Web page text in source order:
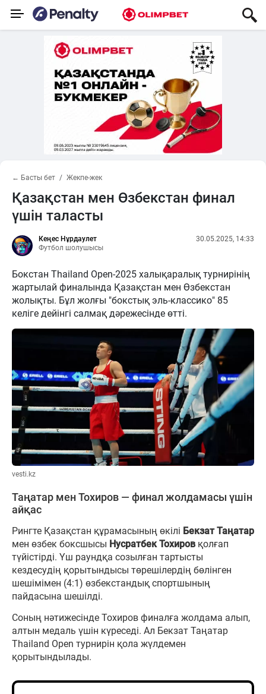
← Басты бет Жекпе-жек
Қазақстан мен Өзбекстан финал
үшін таласты
Кеңес Нұрдаулет
Футбол шолушысы
30.05.2025, 14:33
Бокстан Thailand Open-2025 халықаралық турнирінің
жартылай финалында Қазақстан мен Өзбекстан
жолықты. Бұл жолғы "бокстық эль-классико" 85
келіге дейінгі салмақ дәрежесінде өтті.
vesti.kz
Таңатар мен Тохиров — финал жолдамасы үшін
айқас
Рингте Қазақстан құрамасының өкілі Бекзат Таңатар
мен өзбек боксшысы Нусратбек Тохиров қолғап
түйістірді. Үш раундқа созылған тартысты
кездесудің қорытындысы төрешілердің бөлінген
шешімімен (4:1) өзбекстандық спортшының
пайдасына шешілді.
Соның нәтижесінде Тохиров финалға жолдама алып,
алтын медаль үшін күреседі. Ал Бекзат Таңатар
Thailand Open турнирін қола жүлдемен
қорытындылады.